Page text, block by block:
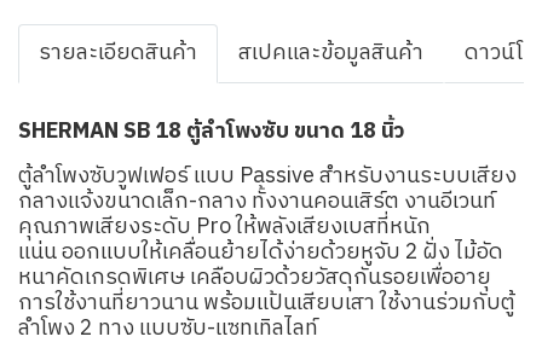
รายละเอียดสินค้า สเปคและข้อมูลสินค้า ดาวน์โ
SHERMAN SB 18 ตู้ลำโพงซับ ขนาด 18 นิ้ว
ตู้ลำโพงซับวูฟเฟอร์ แบบ Passive สำหรับงานระบบเสียง
กลางแจ้งขนาดเล็ก-กลาง ทั้งงานคอนเสิร์ต งานอีเวนท์
คุณภาพเสียงระดับ Pro ให้พลังเสียงเบสที่หนัก
แน่น ออกแบบให้เคลื่อนย้ายได้ง่ายด้วยหูจับ 2 ฝั่ง ไม้อัด
หนาคัดเกรดพิเศษ เคลือบผิวด้วยวัสดุกันรอยเพื่ออายุ
การใช้งานที่ยาวนาน พร้อมแป้นเสียบเสา ใช้งานร่วมกับตู้
ลำโพง 2 ทาง แบบซับ-แซทเทิลไลท์